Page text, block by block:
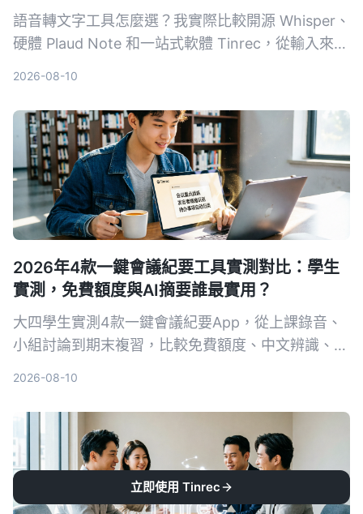
語音轉文字工具怎麼選？我實際比較開源 Whisper、
硬體 Plaud Note 和一站式軟體 Tinrec，從輸入來
2026-08-10
2026年4款一鍵會議紀要工具實測對比：學生
實測，免費額度與AI摘要誰最實用？
大四學生實測4款一鍵會議紀要App，從上課錄音、
小組討論到期末複習，比較免費額度、中文辨識、AI
2026-08-10
立即使用 Tinrec